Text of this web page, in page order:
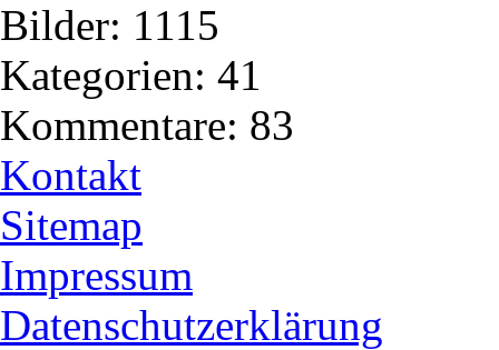
Bilder: 1115
Kategorien: 41
Kommentare: 83
Kontakt
Sitemap
Impressum
Datenschutzerklärung